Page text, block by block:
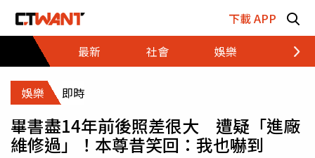
下載 APP
最新
社會 娛樂 財經
娛樂 即時
畢書盡14年前後照差很大 遭疑「進廠
維修過」！本尊昔笑回：我也嚇到